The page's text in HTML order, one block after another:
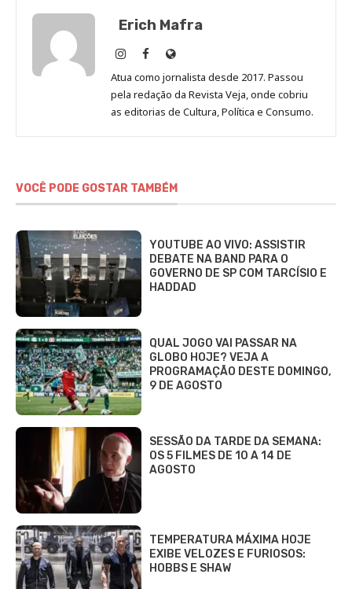
Erich Mafra
Erich
Mafra
no
Instagram
Erich
Mafra
no
Facebook
Site
de
Erich
Mafra
Atua como jornalista desde 2017. Passou
pela redação da Revista Veja, onde cobriu
as editorias de Cultura, Política e Consumo.
VOCÊ PODE GOSTAR TAMBÉM
YOUTUBE AO VIVO: ASSISTIR
DEBATE NA BAND PARA O
GOVERNO DE SP COM TARCÍSIO E
HADDAD
QUAL JOGO VAI PASSAR NA
GLOBO HOJE? VEJA A
PROGRAMAÇÃO DESTE DOMINGO,
9 DE AGOSTO
SESSÃO DA TARDE DA SEMANA:
OS 5 FILMES DE 10 A 14 DE
AGOSTO
TEMPERATURA MÁXIMA HOJE
EXIBE VELOZES E FURIOSOS:
HOBBS E SHAW